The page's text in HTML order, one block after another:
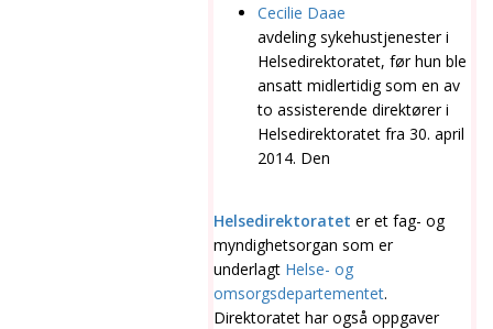
Cecilie Daae
avdeling sykehustjenester i
Helsedirektoratet, før hun ble
ansatt midlertidig som en av
to assisterende direktører i
Helsedirektoratet fra 30. april
2014. Den
Helsedirektoratet er et fag- og
myndighetsorgan som er
underlagt Helse- og
omsorgsdepartementet.
Direktoratet har også oppgaver